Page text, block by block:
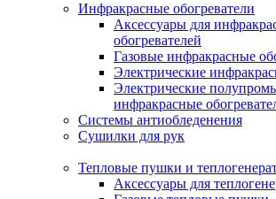
Инфракрасные обогреватели
Аксессуары для
обогревателей
Газовые инфракрасные
Электрические
Электрические
инфракрасные
Системы антиобледенения
Сушилки для рук
Тепловые пушки и
Аксессуары для